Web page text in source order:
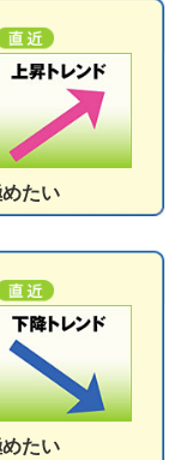
たい
たい